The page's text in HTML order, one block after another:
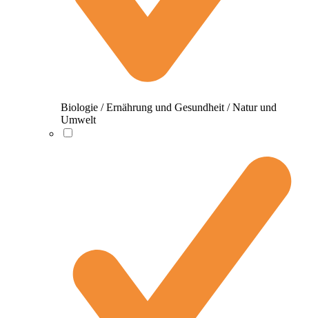
Biologie / Ernährung und Gesundheit / Natur und
Umwelt